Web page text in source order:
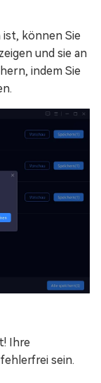
ist, können Sie
und sie an
indem Sie
Ihre
sein.